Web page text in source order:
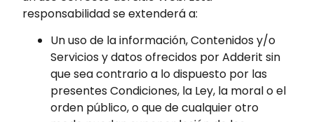
responsabilidad se extenderá a:
Un uso de la información, Contenidos y/o
Servicios y datos ofrecidos por Adderit sin
que sea contrario a lo dispuesto por las
presentes Condiciones, la Ley, la moral o el
orden público, o que de cualquier otro